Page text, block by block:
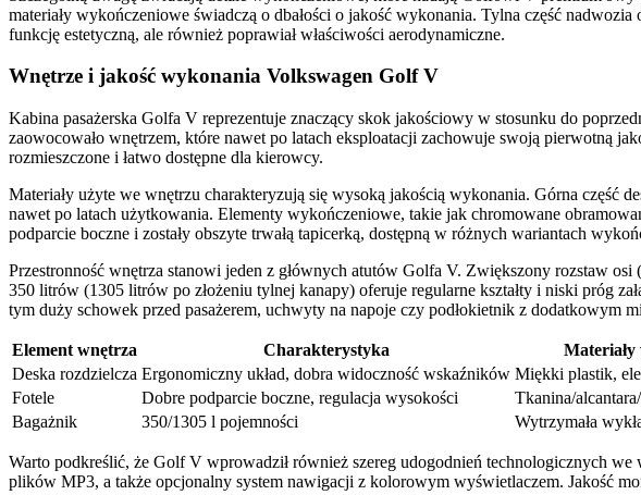
materiały wykończeniowe świadczą o dbałości o jakość wykonania. Tylna część
funkcję estetyczną, ale również poprawiał właściwości aerodynamiczne.
Wnętrze i jakość wykonania Volkswagen Golf V
Kabina pasażerska Golfa V reprezentuje znaczący skok jakościowy w stosunku do
zaowocowało wnętrzem, które nawet po latach eksploatacji zachowuje swoją pierwotną
rozmieszczone i łatwo dostępne dla kierowcy.
Materiały użyte we wnętrzu charakteryzują się wysoką jakością wykonania. Górna część
nawet po latach użytkowania. Elementy wykończeniowe, takie jak chromowane
podparcie boczne i zostały obszyte trwałą tapicerką, dostępną w różnych wariantach
Przestronność wnętrza stanowi jeden z głównych atutów Golfa V. Zwiększony rozstaw osi
350 litrów (1305 litrów po złożeniu tylnej kanapy) oferuje regularne kształty i niski próg
tym duży schowek przed pasażerem, uchwyty na napoje czy podłokietnik z dodatkowym
Element wnętrza Charakterystyka
Materiały
Deska rozdzielcza Ergonomiczny układ, dobra widoczność wskaźników Miękki plastik,
Fotele
Dobre podparcie boczne, regulacja wysokości
Tkanina/
Bagażnik
350/1305 l pojemności Wytrzymała
Warto podkreślić, że Golf V wprowadził również szereg udogodnień technologicznych
plików MP3, a także opcjonalny system nawigacji z kolorowym wyświetlaczem. Jakość